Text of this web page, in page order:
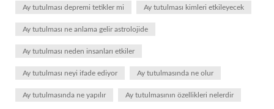
Ay tutulması depremi tetikler mi Ay tutulması kimleri etkileyecek
Ay tutulması ne anlama gelir astrolojide
Ay tutulması neden insanları etkiler
Ay tutulması neyi ifade ediyor Ay tutulmasında ne olur
Ay tutulmasında ne yapılır Ay tutulmasının özellikleri nelerdir